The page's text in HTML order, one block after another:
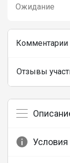
Ожидание
Комментарии
Отзывы
Условия